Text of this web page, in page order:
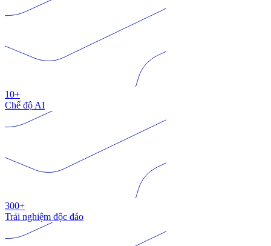
10+
Chế độ AI
300+
Trải nghiệm độc đáo